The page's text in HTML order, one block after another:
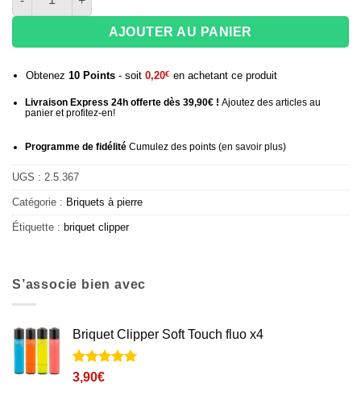
AJOUTER AU PANIER
Obtenez 10Points- soit 0,20€ en achetant ce produit
Livraison Express 24h offerte dès 39,90€ ! Ajoutez des articles au
panier et profitez-en!
Programme de fidélitéCumulez des points (en savoir plus)
UGS : 2.5.367
Catégorie : Briquets à pierre
Étiquette : briquet clipper
S’associe bien avec
Briquet Clipper Soft Touch fluo x4
Noté5
5 basé sur
6
3,90€